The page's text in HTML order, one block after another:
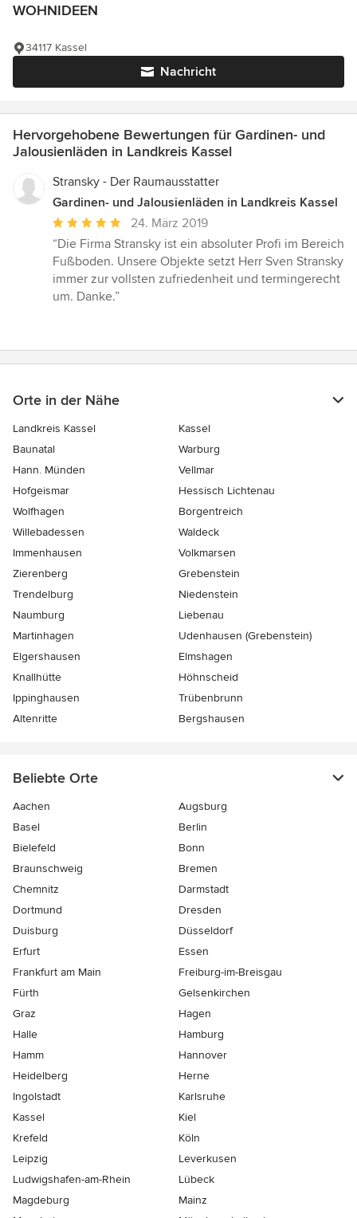
WOHNIDEEN
Nachricht
34117 Kassel
Hervorgehobene Bewertungen für Gardinen- und
Jalousienläden in Landkreis Kassel
Stransky - Der Raumausstatter
Gardinen- und Jalousienläden in Landkreis Kassel
Durchschnittliche
Bewertung:
5
von
5
24. März 2019
“Die Firma Stransky ist ein absoluter Profi im Bereich
Fußboden. Unsere Objekte setzt Herr Sven Stransky
immer zur vollsten zufriedenheit und termingerecht
um. Danke.”
Orte in der Nähe
Landkreis Kassel
Kassel
Baunatal
Warburg
Hann. Münden
Vellmar
Hofgeismar
Hessisch Lichtenau
Wolfhagen
Borgentreich
Willebadessen
Waldeck
Immenhausen
Volkmarsen
Zierenberg
Grebenstein
Trendelburg
Niedenstein
Naumburg
Liebenau
Martinhagen
Udenhausen (Grebenstein)
Elgershausen
Elmshagen
Knallhütte
Höhnscheid
Ippinghausen
Trübenbrunn
Altenritte
Bergshausen
Beliebte Orte
Aachen
Augsburg
Basel
Berlin
Bielefeld
Bonn
Braunschweig
Bremen
Chemnitz
Darmstadt
Dortmund
Dresden
Duisburg
Düsseldorf
Erfurt
Essen
Frankfurt am Main
Freiburg-im-Breisgau
Fürth
Gelsenkirchen
Graz
Hagen
Halle
Hamburg
Hamm
Hannover
Heidelberg
Herne
Ingolstadt
Karlsruhe
Kassel
Kiel
Krefeld
Köln
Leipzig
Leverkusen
Ludwigshafen-am-Rhein
Lübeck
Magdeburg
Mainz